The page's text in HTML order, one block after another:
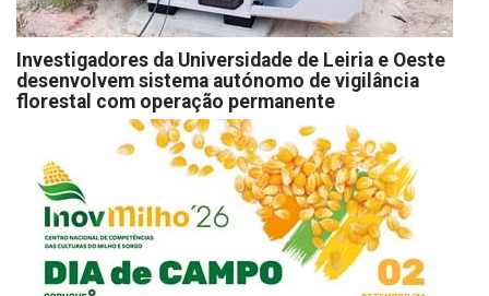
Investigadores da Universidade de Leiria e Oeste
desenvolvem sistema autónomo de vigilância
florestal com operação permanente